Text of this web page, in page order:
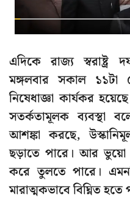
এদিকে রাজ্য স্বরাষ্ট্র
মঙ্গলবার সকাল ১১টা
নিষেধাজ্ঞা কার্যকর
সতর্কতামূলক ব্যবস্থা
আশঙ্কা করছে,
ছড়াতে পারে। আর
করে তুলতে পারে।
মারাত্মকভাবে বিঘ্নিত হতে